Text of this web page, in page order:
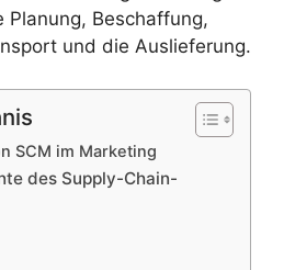
Planung, Beschaffung,
und die Auslieferung.
SCM im Marketing
des Supply-Chain-